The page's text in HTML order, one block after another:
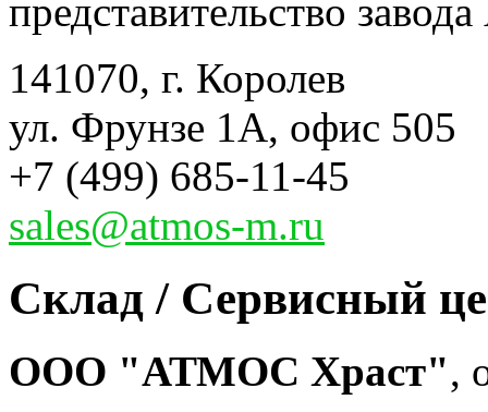
представительство
141070, г. Королев
ул. Фрунзе 1А, офис 505
+7 (499) 685-11-45
sales@atmos-m.ru
Склад / Сервисный
ООО "АТМОС Храст",